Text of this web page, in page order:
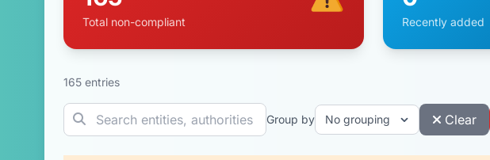
Total non-compliant Recently added
165 entries
Group by Clear